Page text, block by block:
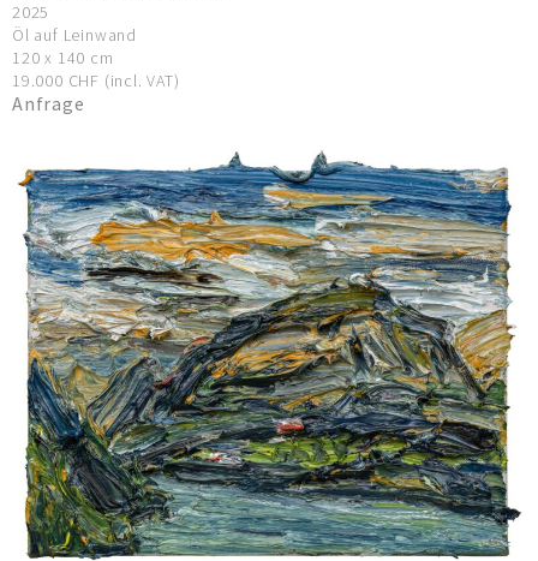
2025
Öl auf Leinwand
120 x 140 cm
19.000 CHF (incl. VAT)
Anfrage